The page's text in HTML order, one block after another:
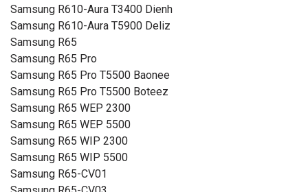
Samsung R610-Aura T3400 Dienh
Samsung R610-Aura T5900 Deliz
Samsung R65
Samsung R65 Pro
Samsung R65 Pro T5500 Baonee
Samsung R65 Pro T5500 Boteez
Samsung R65 WEP 2300
Samsung R65 WEP 5500
Samsung R65 WIP 2300
Samsung R65 WIP 5500
Samsung R65-CV01